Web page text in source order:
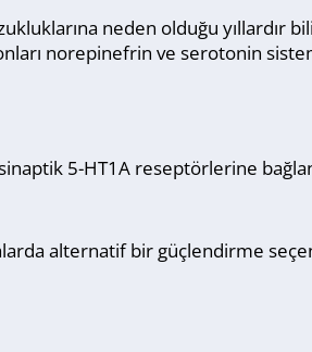
neden olduğu
norepinefrin ve serotonin
5-HT1A reseptörlerine
alternatif bir güçlendirme